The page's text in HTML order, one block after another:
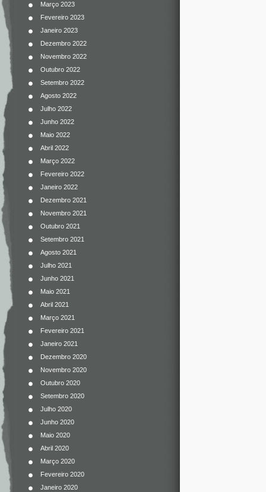
Março 2023
Fevereiro 2023
Janeiro 2023
Dezembro 2022
Novembro 2022
Outubro 2022
Setembro 2022
Agosto 2022
Julho 2022
Junho 2022
Maio 2022
Abril 2022
Março 2022
Fevereiro 2022
Janeiro 2022
Dezembro 2021
Novembro 2021
Outubro 2021
Setembro 2021
Agosto 2021
Julho 2021
Junho 2021
Maio 2021
Abril 2021
Março 2021
Fevereiro 2021
Janeiro 2021
Dezembro 2020
Novembro 2020
Outubro 2020
Setembro 2020
Julho 2020
Junho 2020
Maio 2020
Abril 2020
Março 2020
Fevereiro 2020
Janeiro 2020